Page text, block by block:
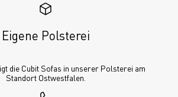
Eigene Polsterei
die Cubit Sofas in unserer Polsterei am
Standort Ostwestfalen.